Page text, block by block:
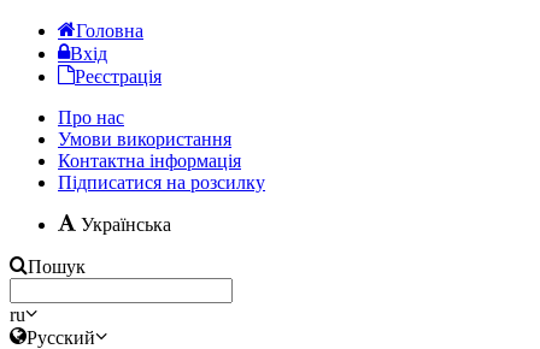
Головна
Вхід
Реєстрація
Про нас
Умови використання
Контактна інформація
Підписатися на розсилку
Українська
Пошук
ru
Русский